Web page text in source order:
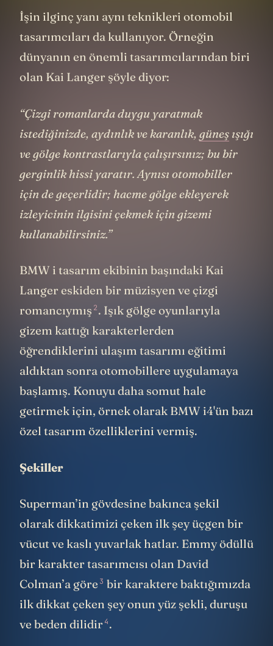
İşin ilginç yanı aynı teknikleri otomobil
tasarımcıları da kullanıyor. Örneğin
dünyanın en önemli tasarımcılarından biri
olan Kai Langer şöyle diyor:
“Çizgi romanlarda duygu yaratmak
istediğinizde, aydınlık ve karanlık, güneş ışığı
ve gölge kontrastlarıyla çalışırsınız; bu bir
gerginlik hissi yaratır. Aynısı otomobiller
için de geçerlidir; hacme gölge ekleyerek
izleyicinin ilgisini çekmek için gizemi
kullanabilirsiniz.”
BMW i tasarım ekibinin başındaki Kai
Langer eskiden bir müzisyen ve çizgi
romancıymış 2. Işık gölge oyunlarıyla
gizem kattığı karakterlerden
öğrendiklerini ulaşım tasarımı eğitimi
aldıktan sonra otomobillere uygulamaya
başlamış. Konuyu daha somut hale
getirmek için, örnek olarak BMW i4'ün bazı
özel tasarım özelliklerini vermiş.
Şekiller
Superman’in gövdesine bakınca şekil
olarak dikkatimizi çeken ilk şey üçgen bir
vücut ve kaslı yuvarlak hatlar. Emmy ödüllü
bir karakter tasarımcısı olan David
Colman’a göre 3 bir karaktere baktığımızda
ilk dikkat çeken şey onun yüz şekli, duruşu
ve beden dilidir4.